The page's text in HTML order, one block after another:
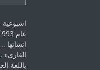
اسبوعية
باللغة